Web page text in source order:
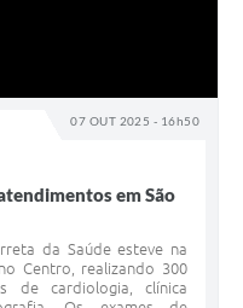
07 OUT 2025 - 16h50
em São
da Saúde esteve na
Centro, realizando 300
de cardiologia, clínica